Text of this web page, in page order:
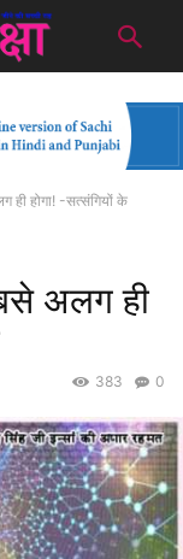
ही होगा! -सत्संगियों के
अलग ही
0
383